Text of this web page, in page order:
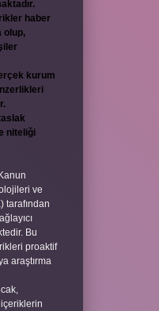
haber
olup,
kurum
niteliği
ve
tarafından
Bu
proaktif
araştırma
içeriklerin